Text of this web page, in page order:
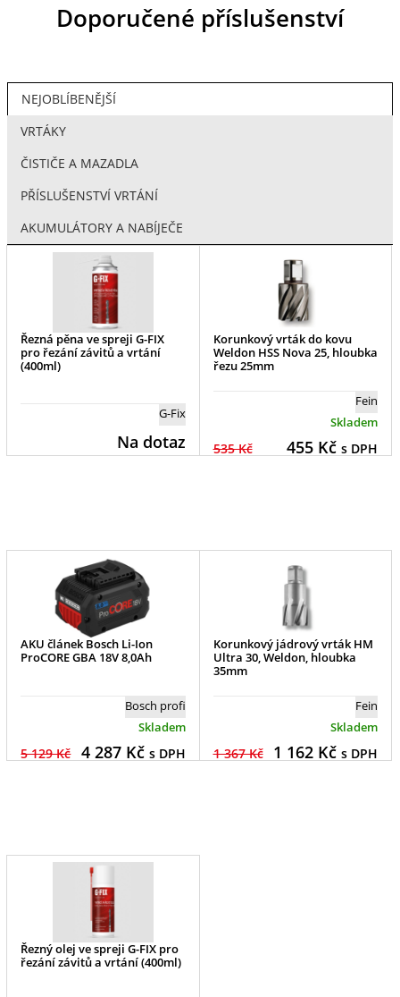
Doporučené příslušenství
NEJOBLÍBENĚJŠÍ
VRTÁKY
ČISTIČE A MAZADLA
PŘÍSLUŠENSTVÍ VRTÁNÍ
AKUMULÁTORY A NABÍJEČE
Řezná pěna ve spreji G-FIX
pro řezání závitů a vrtání
(400ml)
G-Fix
Na dotaz
Korunkový vrták do kovu
Weldon HSS Nova 25, hloubka
řezu 25mm
Fein
Skladem
535 Kč 455Kč s DPH
AKU článek Bosch Li-Ion
ProCORE GBA 18V 8,0Ah
Bosch profi
Skladem
5 129 Kč 4 287Kč s DPH
Korunkový jádrový vrták HM
Ultra 30, Weldon, hloubka
35mm
Fein
Skladem
1 367 Kč 1 162Kč s DPH
Řezný olej ve spreji G-FIX pro
řezání závitů a vrtání (400ml)